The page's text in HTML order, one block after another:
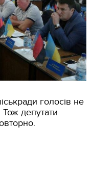
голосів не
депутати